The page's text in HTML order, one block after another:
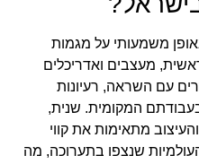
משמעותי על מגמות
מעצבים ואדריכלים
עם השראה, רעיונות
המקומית. שנית,
מתאימות את קווי
שנצפו בתערוכה, מה